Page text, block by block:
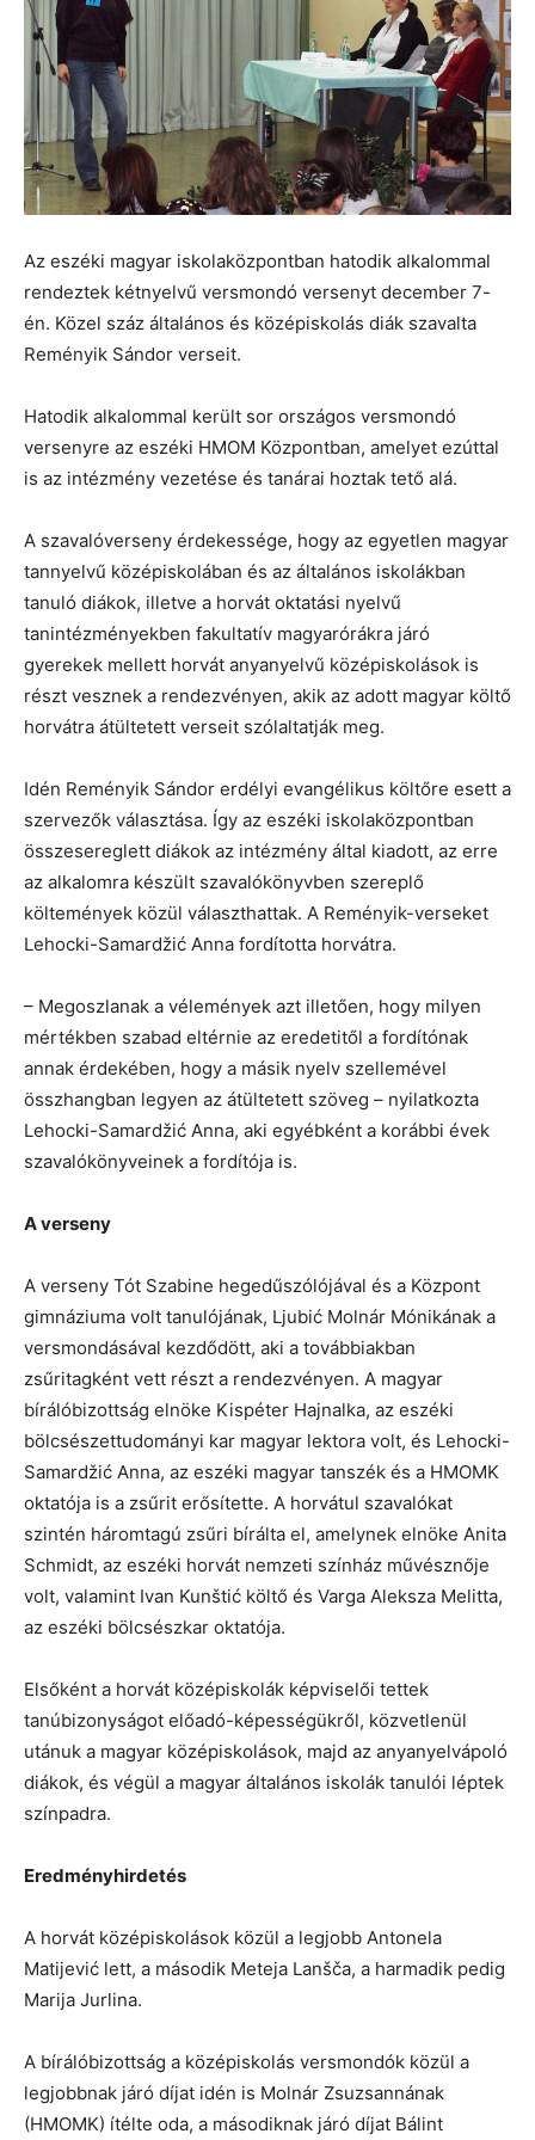
Az eszéki magyar iskolaközpontban hatodik alkalommal
rendeztek kétnyelvű versmondó versenyt december 7-
én. Közel száz általános és középiskolás diák szavalta
Reményik Sándor verseit.
Hatodik alkalommal került sor országos versmondó
versenyre az eszéki HMOM Központban, amelyet ezúttal
is az intézmény vezetése és tanárai hoztak tető alá.
A szavalóverseny érdekessége, hogy az egyetlen magyar
tannyelvű középiskolában és az általános iskolákban
tanuló diákok, illetve a horvát oktatási nyelvű
tanintézményekben fakultatív magyarórákra járó
gyerekek mellett horvát anyanyelvű középiskolások is
részt vesznek a rendezvényen, akik az adott magyar költő
horvátra átültetett verseit szólaltatják meg.
Idén Reményik Sándor erdélyi evangélikus költőre esett a
szervezők választása. Így az eszéki iskolaközpontban
összesereglett diákok az intézmény által kiadott, az erre
az alkalomra készült szavalókönyvben szereplő
költemények közül választhattak. A Reményik-verseket
Lehocki-Samardžić Anna fordította horvátra.
– Megoszlanak a vélemények azt illetően, hogy milyen
mértékben szabad eltérnie az eredetitől a fordítónak
annak érdekében, hogy a másik nyelv szellemével
összhangban legyen az átültetett szöveg – nyilatkozta
Lehocki-Samardžić Anna, aki egyébként a korábbi évek
szavalókönyveinek a fordítója is.
A verseny
A verseny Tót Szabine hegedűszólójával és a Központ
gimnáziuma volt tanulójának, Ljubić Molnár Mónikának a
versmondásával kezdődött, aki a továbbiakban
zsűritagként vett részt a rendezvényen. A magyar
bírálóbizottság elnöke Kispéter Hajnalka, az eszéki
bölcsészettudományi kar magyar lektora volt, és Lehocki-
Samardžić Anna, az eszéki magyar tanszék és a HMOMK
oktatója is a zsűrit erősítette. A horvátul szavalókat
szintén háromtagú zsűri bírálta el, amelynek elnöke Anita
Schmidt, az eszéki horvát nemzeti színház művésznője
volt, valamint Ivan Kunštić költő és Varga Aleksza Melitta,
az eszéki bölcsészkar oktatója.
Elsőként a horvát középiskolák képviselői tettek
tanúbizonyságot előadó-képességükről, közvetlenül
utánuk a magyar középiskolások, majd az anyanyelvápoló
diákok, és végül a magyar általános iskolák tanulói léptek
színpadra.
Eredményhirdetés
A horvát középiskolások közül a legjobb Antonela
Matijević lett, a második Meteja Lanšča, a harmadik pedig
Marija Jurlina.
A bírálóbizottság a középiskolás versmondók közül a
legjobbnak járó díjat idén is Molnár Zsuzsannának
(HMOMK) ítélte oda, a másodiknak járó díjat Bálint